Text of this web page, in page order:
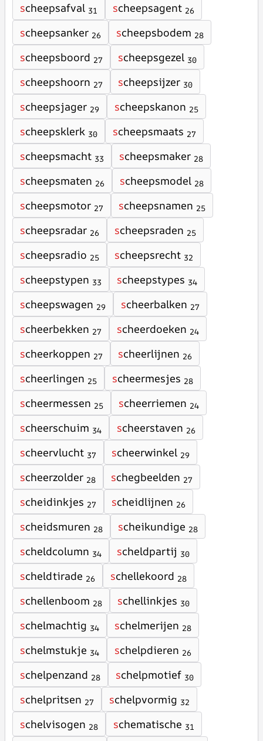
scheepsafval 31 scheepsagent 26
scheepsanker 26 scheepsbodem 28
scheepsboord 27 scheepsgezel 30
scheepshoorn 27 scheepsijzer 30
scheepsjager 29 scheepskanon 25
scheepsklerk 30 scheepsmaats 27
scheepsmacht 33 scheepsmaker 28
scheepsmaten 26 scheepsmodel 28
scheepsmotor 27 scheepsnamen 25
scheepsradar 26 scheepsraden 25
scheepsradio 25 scheepsrecht 32
scheepstypen 33 scheepstypes 34
scheepswagen 29 scheerbalken 27
scheerbekken 27 scheerdoeken 24
scheerkoppen 27 scheerlijnen 26
scheerlingen 25 scheermesjes 28
scheermessen 25 scheerriemen 24
scheerschuim 34 scheerstaven 26
scheervlucht 37 scheerwinkel 29
scheerzolder 28 schegbeelden 27
scheidinkjes 27 scheidlijnen 26
scheidsmuren 28 scheikundige 28
scheldcolumn 34 scheldpartij 30
scheldtirade 26 schellekoord 28
schellenboom 28 schellinkjes 30
schelmachtig 34 schelmerijen 28
schelmstukje 34 schelpdieren 26
schelpenzand 28 schelpmotief 30
schelpritsen 27 schelpvormig 32
schelvisogen 28 schematische 31